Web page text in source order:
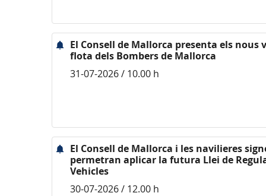
El Consell de Mallorca presenta els nous
flota dels Bombers de Mallorca
31-07-2026 / 10.00 h
El Consell de Mallorca i les navilieres
permetran aplicar la futura Llei de
Vehicles
30-07-2026 / 12.00 h